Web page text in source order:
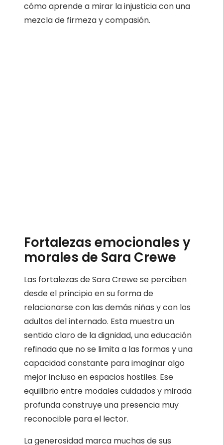
cómo aprende a mirar la injusticia con una
mezcla de firmeza y compasión.
Fortalezas emocionales y
morales de Sara Crewe
Las fortalezas de Sara Crewe se perciben
desde el principio en su forma de
relacionarse con las demás niñas y con los
adultos del internado. Esta muestra un
sentido claro de la dignidad, una educación
refinada que no se limita a las formas y una
capacidad constante para imaginar algo
mejor incluso en espacios hostiles. Ese
equilibrio entre modales cuidados y mirada
profunda construye una presencia muy
reconocible para el lector.
La generosidad marca muchas de sus